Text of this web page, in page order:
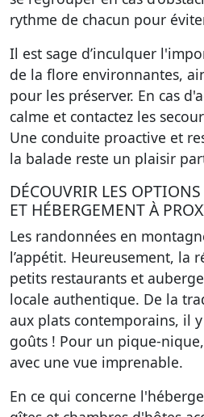
rythme de chacun pour
Il est sage d’inculquer
de la flore environnantes,
pour les préserver. En cas
calme et contactez les
Une conduite proactive et
la balade reste un plaisir
DÉCOUVRIR LES
ET HÉBERGEMENT À
Les randonnées en
l’appétit. Heureusement, la
petits restaurants et
locale authentique. De la
aux plats contemporains, il
goûts ! Pour un pique-
avec une vue imprenable.
En ce qui concerne